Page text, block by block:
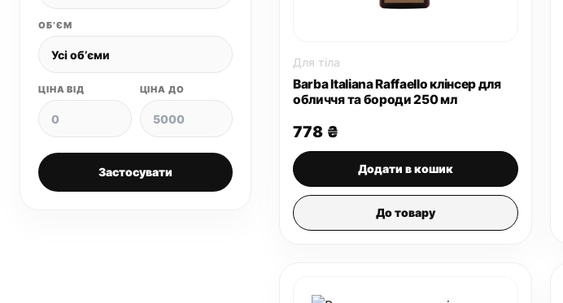
ОБʼЄМ
ЦІНА ВІД ЦІНА ДО
Застосувати
Для тіла
Barba Italiana Raffaello клінсер для
обличчя та бороди 250 мл
778 ₴
Додати в кошик
До товару